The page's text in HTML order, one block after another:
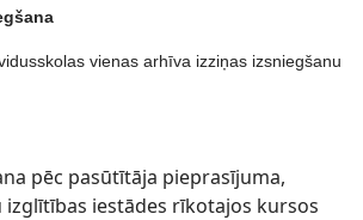
vienas arhīva izziņas izsniegšanu
pēc pasūtītāja pieprasījuma,
izglītības iestādes rīkotajos kursos